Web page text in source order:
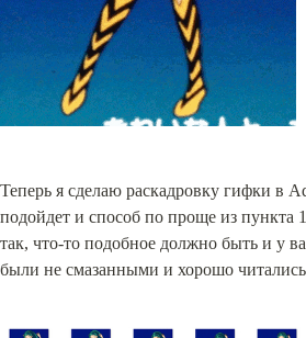
Теперь я сделаю раскадровку гифки в
подойдет и способ по проще из пункта
так, что-то подобное должно быть и у
были не смазанными и хорошо